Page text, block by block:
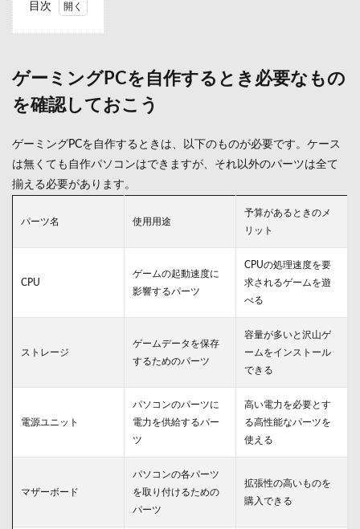
目次
グ
を自
作す
き必
要な
もの
を確
てお
ミン
PC
ると
予算
けた
具体
ゲーミングPCを自作するとき必要なもの
を確認しておこう
ゲーミングPCを自作するときは、以下のものが必要です。ケース
は無くても自作パソコンはできますが、それ以外のパーツは全て
揃える必要があります。
パーツ名 使用用途
予算があるときのメ
リット
CPU
ゲームの起動速度に
影響するパーツ
CPUの処理速度を要
求されるゲームを遊
べる
ストレージ
ゲームデータを保存
するためのパーツ
容量が多いと沢山ゲ
ームをインストール
できる
電源ユニット
パソコンのパーツに
電力を供給するパー
ツ
高い電力を必要とす
る高性能なパーツを
使える
マザーボード
パソコンの各パーツ
を取り付けるための
パーツ
拡張性の高いものを
購入できる